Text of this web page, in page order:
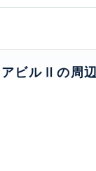
ビルⅡの周